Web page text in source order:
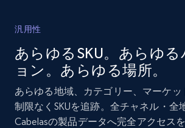
Amazon products global dataset
Amazon products by seller URL
汎用性
あらゆるSKU。あらゆ
ョン。あらゆる場所。
あらゆる地域、カテゴリー、マーケッ
制限なくSKUを追跡。全チャネル・全
Cabelasの製品データへ完全アクセス